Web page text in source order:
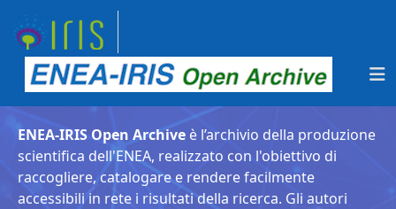
ENEA-IRIS Open Archive è l’archivio della produzione
scientifica dell'ENEA, realizzato con l'obiettivo di
raccogliere, catalogare e rendere facilmente
accessibili in rete i risultati della ricerca. Gli autori